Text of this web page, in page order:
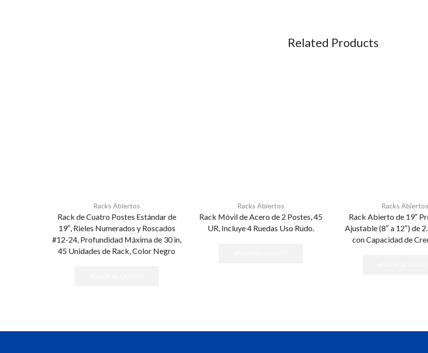
Related Products
Racks Abiertos
Rack de Cuatro Postes Estándar de
19″, Rieles Numerados y Roscados
#12-24, Profundidad Máxima de 30 in,
45 Unidades de Rack, Color Negro
Racks Abiertos
Rack Móvil de Acero de 2 Postes, 45
UR, Incluye 4 Ruedas Uso Rudo.
Racks Abiertos
Rack Abierto de 19″
Ajustable (8″ a 12″) de
con Capacidad de